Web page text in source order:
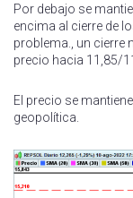
Por debajo se
encima al cierre de
problema., un cierre
precio hacia 11,85/
El precio se
geopolítica.